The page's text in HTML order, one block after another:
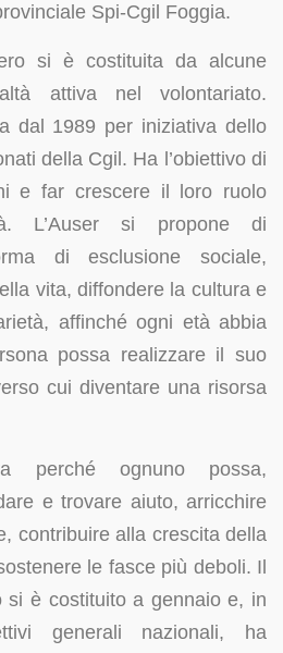
Spi-Cgil Foggia.
si è costituita da alcune
attiva nel volontariato.
dal 1989 per iniziativa dello
della Cgil. Ha l’obiettivo di
e far crescere il loro ruolo
L’Auser si propone di
di esclusione sociale,
vita, diffondere la cultura e
affinché ogni età abbia
possa realizzare il suo
cui diventare una risorsa
perché ognuno possa,
e trovare aiuto, arricchire
contribuire alla crescita della
le fasce più deboli. Il
si è costituito a gennaio e, in
generali nazionali, ha